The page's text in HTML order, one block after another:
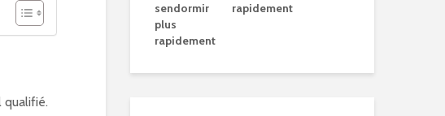
qualifié.
rapidement